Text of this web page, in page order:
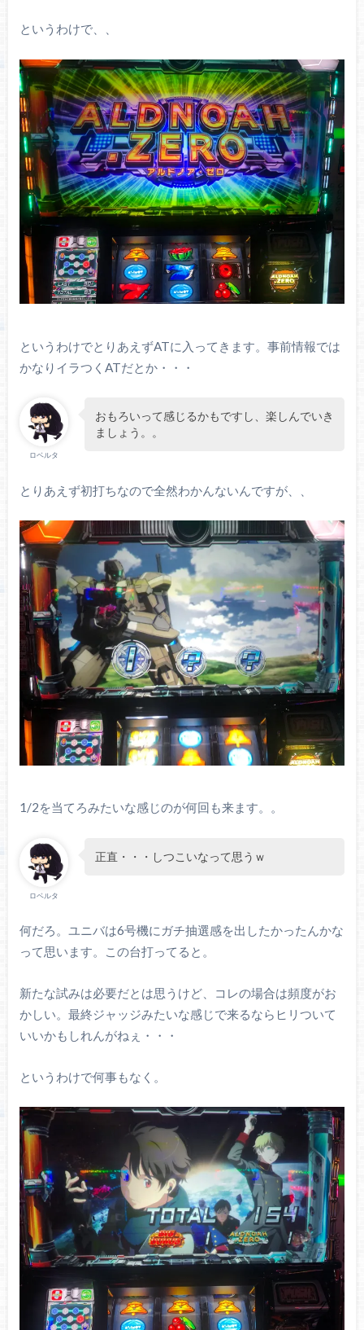
というわけで、、
というわけでとりあえずATに入ってきます。事前情報では
かなりイラつくATだとか・・・
ロベルタ
おもろいって感じるかもですし、楽しんでいき
ましょう。。
とりあえず初打ちなので全然わかんないんですが、、
1/2を当てろみたいな感じのが何回も来ます。。
ロベルタ
正直・・・しつこいなって思うｗ
何だろ。ユニバは6号機にガチ抽選感を出したかったんかな
って思います。この台打ってると。
新たな試みは必要だとは思うけど、コレの場合は頻度がお
かしい。最終ジャッジみたいな感じで来るならヒリついて
いいかもしれんがねぇ・・・
というわけで何事もなく。